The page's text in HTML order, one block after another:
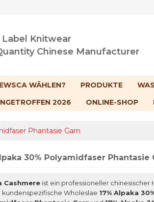
Label Knitwear
Chinese Manufacturer
WÄHLEN? PRODUKTE
2026 ONLINE-SHOP
Phantasie Garn
30% Polyamidfaser Phantasie
Cashmere ist ein professioneller chinesischer
kundenspezifische Wholeslae 17% Alpaka